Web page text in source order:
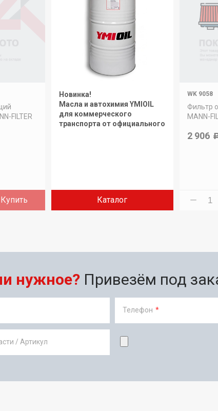
FILTER
Купить
Новинка!
Масла и автохимия YMIOIL
для коммерческого
транспорта от официального
Каталог
WK 9058
Фильтр
MANN-
2 906
нужное? Привезём под
Телефон *
/ Артикул